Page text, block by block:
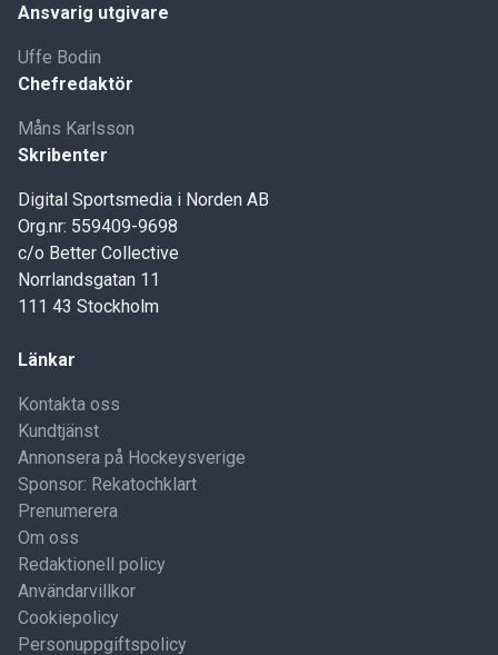
Ansvarig utgivare
Uffe Bodin
Chefredaktör
Måns Karlsson
Skribenter
Digital Sportsmedia i Norden AB
Org.nr: 559409-9698
c/o Better Collective
Norrlandsgatan 11
111 43 Stockholm
Länkar
Kontakta oss
Kundtjänst
Annonsera på Hockeysverige
Sponsor: Rekatochklart
Prenumerera
Om oss
Redaktionell policy
Användarvillkor
Cookiepolicy
Personuppgiftspolicy